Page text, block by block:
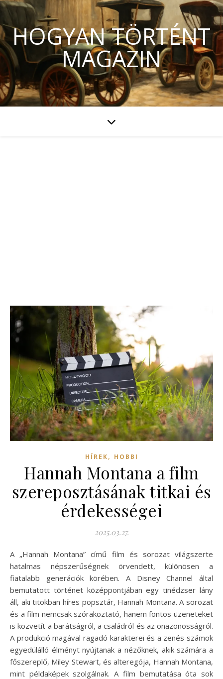
HOGYAN TÖRTÉNT
MAGAZIN
HÍREK, HOBBI
Hannah Montana a film
szereposztásának titkai és
érdekességei
2025.03.27.
A „Hannah Montana” című film és sorozat világszerte
hatalmas népszerűségnek örvendett, különösen a
fiatalabb generációk körében. A Disney Channel által
bemutatott történet középpontjában egy tinédzser lány
áll, aki titokban híres popsztár, Hannah Montana. A sorozat
és a film nemcsak szórakoztató, hanem fontos üzeneteket
is közvetít a barátságról, a családról és az önazonosságról.
A produkció magával ragadó karakterei és a zenés számok
egyedülálló élményt nyújtanak a nézőknek, akik számára a
főszereplő, Miley Stewart, és alteregója, Hannah Montana,
mint példaképek szolgálnak. A film bemutatása óta sok